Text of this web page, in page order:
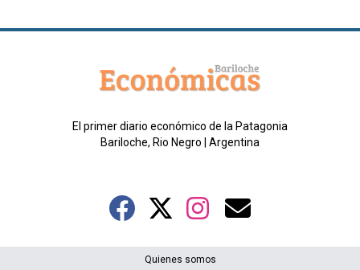
El primer diario económico de la Patagonia
Bariloche, Rio Negro | Argentina
Quienes somos